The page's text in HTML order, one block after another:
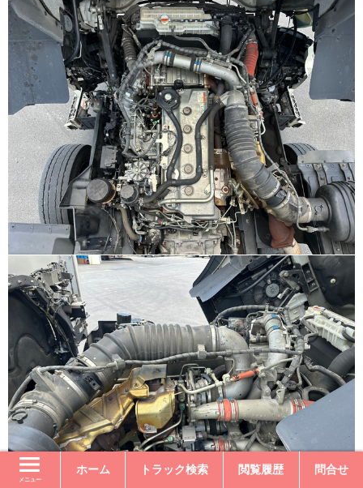
メニュー
ホーム トラック検索 閲覧履歴 問合せ